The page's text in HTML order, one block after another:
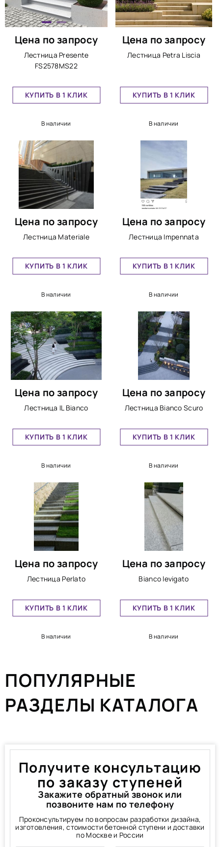
Цена по запросу
Лестница Presente
FS2578MS22
КУПИТЬ В 1 КЛИК
В наличии
Цена по запросу
Лестница Petra Liscia
КУПИТЬ В 1 КЛИК
В наличии
Цена по запросу
Лестница Materiale
КУПИТЬ В 1 КЛИК
В наличии
Цена по запросу
Лестница Impennata
КУПИТЬ В 1 КЛИК
В наличии
Цена по запросу
Лестница IL Bianco
КУПИТЬ В 1 КЛИК
В наличии
Цена по запросу
Лестница Bianco Scuro
КУПИТЬ В 1 КЛИК
В наличии
Цена по запросу
Лестница Perlato
КУПИТЬ В 1 КЛИК
В наличии
Цена по запросу
Bianco levigato
КУПИТЬ В 1 КЛИК
В наличии
ПОПУЛЯРНЫЕ
РАЗДЕЛЫ КАТАЛОГА
Получите консультацию
по заказу ступеней
Закажите обратный звонок или
позвоните нам по телефону
Проконсультируем по вопросам разработки дизайна,
изготовления, стоимости бетонной ступени и доставки
по Москве и России